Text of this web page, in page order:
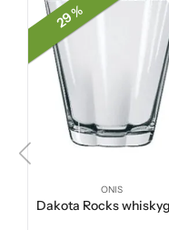
29 %
ONIS
Dakota Rocks